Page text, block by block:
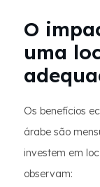
O
uma
Os benefícios
árabe são
investem em
observam: